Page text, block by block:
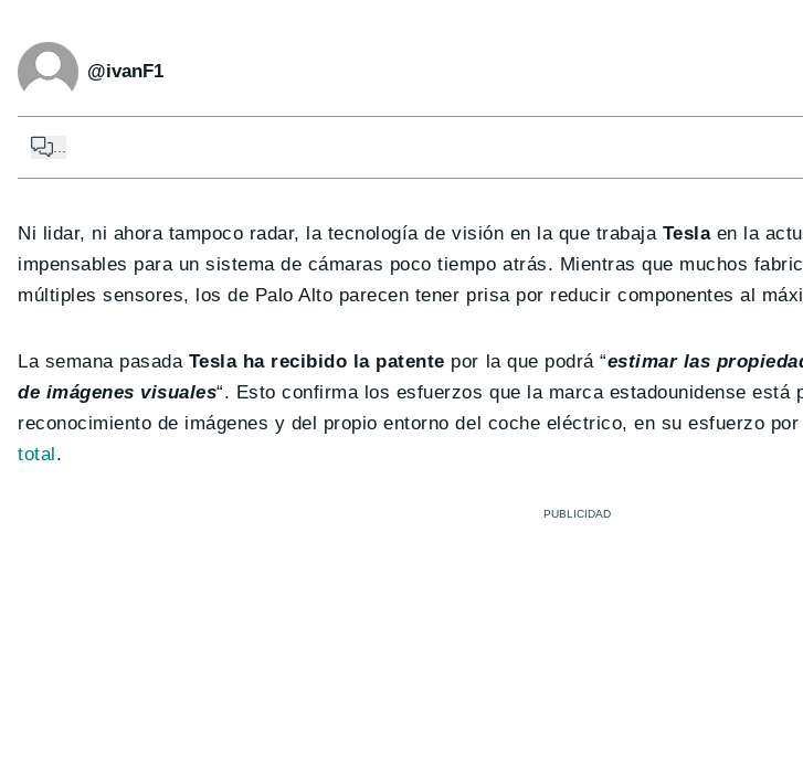
@ivanF1
Ni lidar, ni ahora tampoco radar, la tecnología de visión en la que trabaja Teslaen la
impensables para un sistema de cámaras poco tiempo atrás. Mientras que muchos
múltiples sensores, los de Palo Alto parecen tener prisa por reducir componentes al
La semana pasada Tesla ha recibido la patente por la que podrá “estimar las
de imágenes visuales“. Esto confirma los esfuerzos que la marca estadounidense está
reconocimiento de imágenes y del propio entorno del coche eléctrico, en su esfuerzo
total.